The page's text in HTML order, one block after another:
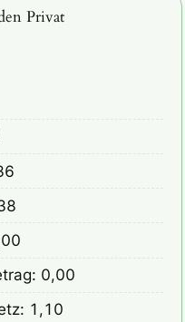
Privat
0,00
1,10